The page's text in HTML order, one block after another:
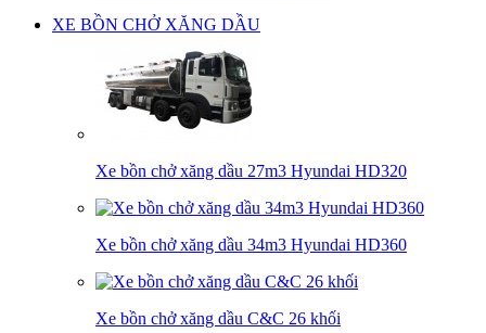
XE BỒN CHỞ XĂNG DẦU
Xe bồn chở xăng dầu 27m3 Hyundai HD320
Xe bồn chở xăng dầu 34m3 Hyundai HD360
Xe bồn chở xăng dầu C&C 26 khối